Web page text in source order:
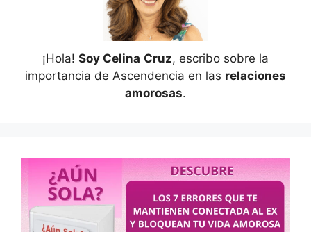
¡Hola! Soy Celina Cruz, escribo sobre la
importancia de Ascendencia en las relaciones
amorosas.